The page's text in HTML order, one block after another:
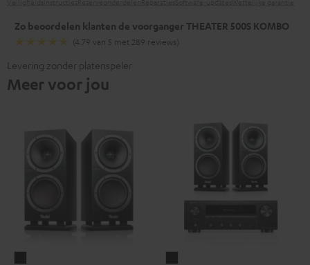
Zo beoordelen klanten de voorganger THEATER 500S KOMBO
(4.79 van 5 met 289 reviews)
Levering zonder platenspeler
Meer voor jou